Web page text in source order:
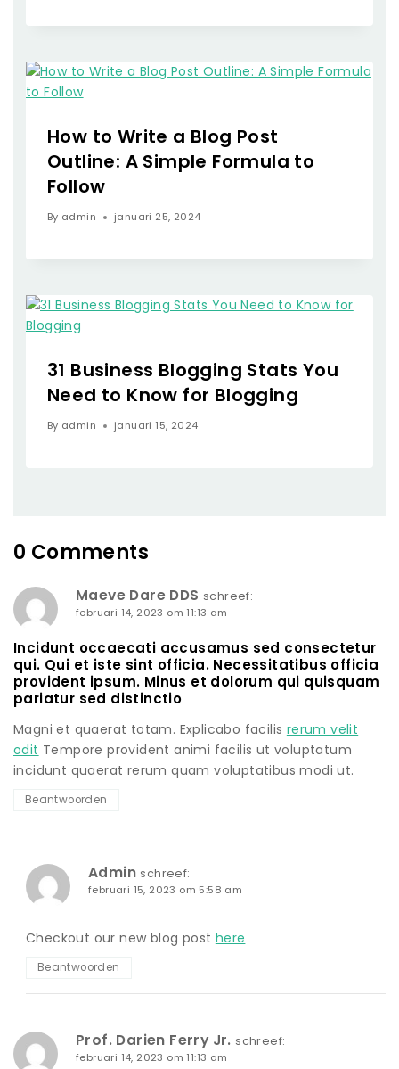
How to Write a Blog Post
Outline: A Simple Formula to
Follow
By admin januari 25, 2024
31 Business Blogging Stats You
Need to Know for Blogging
By admin januari 15, 2024
0 Comments
Maeve Dare DDS schreef:
februari 14, 2023 om 11:13 am
Incidunt occaecati accusamus sed consectetur
qui. Qui et iste sint officia. Necessitatibus officia
provident ipsum. Minus et dolorum qui quisquam
pariatur sed distinctio
Magni et quaerat totam. Explicabo facilis rerum velit
odit Tempore provident animi facilis ut voluptatum
incidunt quaerat rerum quam voluptatibus modi ut.
Beantwoorden
Admin schreef:
februari 15, 2023 om 5:58 am
Checkout our new blog post here
Beantwoorden
Prof. Darien Ferry Jr. schreef:
februari 14, 2023 om 11:13 am